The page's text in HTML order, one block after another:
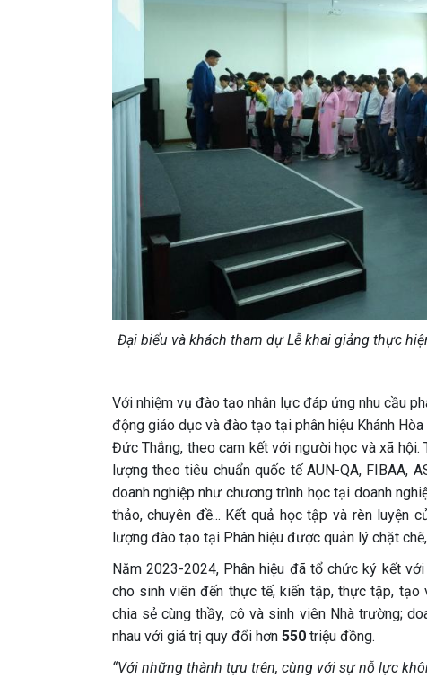
Đại biểu và khách tham dự Lễ khai giảng thực
Với nhiệm vụ đào tạo nhân lực đáp ứng nhu cầu
động giáo dục và đào tạo tại phân hiệu Khánh
Đức Thắng, theo cam kết với người học và xã
lượng theo tiêu chuẩn quốc tế AUN-QA, FIBAA,
doanh nghiệp như chương trình học tại doanh
thảo, chuyên đề... Kết quả học tập và rèn luyện
lượng đào tạo tại Phân hiệu được quản lý chặt
Năm 2023-2024, Phân hiệu đã tổ chức ký kết với
cho sinh viên đến thực tế, kiến tập, thực tập,
chia sẻ cùng thầy, cô và sinh viên Nhà trường;
nhau với giá trị quy đổi hơn 550triệu đồng.
“Với những thành tựu trên, cùng với sự nỗ lực